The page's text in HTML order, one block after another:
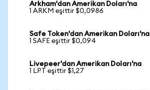
Arkham'dan Amerikan Doları'na
1 ARKM eşittir $0,0986
Safe Token'dan Amerikan Doları'na
1 SAFE eşittir $0,094
Livepeer'dan Amerikan Doları'na
1 LPT eşittir $1,27